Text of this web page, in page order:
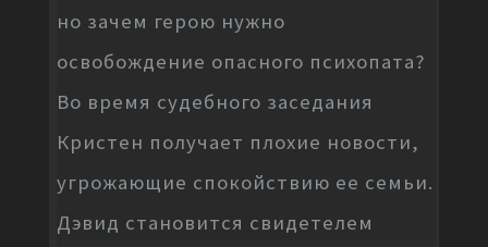
но зачем герою нужно
освобождение опасного психопата?
Во время судебного заседания
Кристен получает плохие новости,
угрожающие спокойствию ее семьи.
Дэвид становится свидетелем